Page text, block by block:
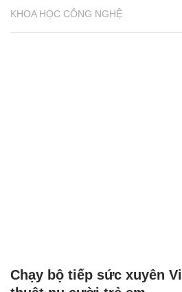
KHOA HỌC CÔNG NGHỆ
Chạy bộ tiếp sức xuyên